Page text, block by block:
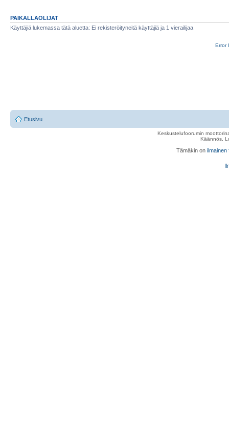
PAIKALLAOLIJAT
Käyttäjiä lukemassa tätä aluetta: Ei rekisteröityneitä käyttäjiä ja 1 vierailijaa
Error
Etusivu
Keskustelufoorumin
Käännös,
Tämäkin on ilmainen